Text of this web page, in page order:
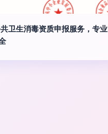
卫生消毒资质申报服务，专业